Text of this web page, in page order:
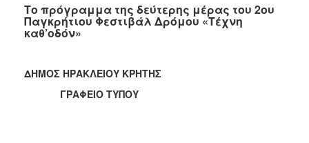
2022
Το πρόγραμμα της δεύτερης μέρας του 2ου
Παγκρήτιου Φεστιβάλ Δρόμου «Τέχνη
καθ’οδόν»
ΔΗΜΟΣ ΗΡΑΚΛΕΙΟΥ ΚΡΗΤΗΣ
ΓΡΑΦΕΙΟ ΤΥΠΟΥ